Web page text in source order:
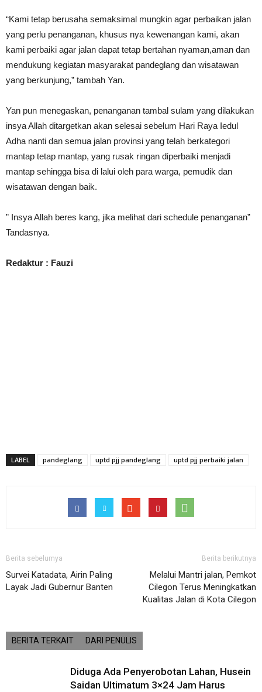
“Kami tetap berusaha semaksimal mungkin agar perbaikan jalan
yang perlu penanganan, khusus nya kewenangan kami, akan
kami perbaiki agar jalan dapat tetap bertahan nyaman,aman dan
mendukung kegiatan masyarakat pandeglang dan wisatawan
yang berkunjung,” tambah Yan.
Yan pun menegaskan, penanganan tambal sulam yang dilakukan
insya Allah ditargetkan akan selesai sebelum Hari Raya Iedul
Adha nanti dan semua jalan provinsi yang telah berkategori
mantap tetap mantap, yang rusak ringan diperbaiki menjadi
mantap sehingga bisa di lalui oleh para warga, pemudik dan
wisatawan dengan baik.
” Insya Allah beres kang, jika melihat dari schedule penanganan”
Tandasnya.
Redaktur : Fauzi
LABEL pandeglang uptd pjj pandeglang uptd pjj perbaiki jalan
Berita sebelumya
Survei Katadata, Airin Paling
Layak Jadi Gubernur Banten
Berita berikutnya
Melalui Mantri jalan, Pemkot
Cilegon Terus Meningkatkan
Kualitas Jalan di Kota Cilegon
BERITA TERKAIT DARI PENULIS
Diduga Ada Penyerobotan Lahan, Husein
Saidan Ultimatum 3×24 Jam Harus